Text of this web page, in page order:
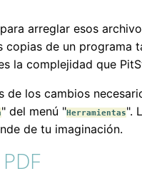
arreglar esos
de un
la complejidad que
los cambios
" del menú "Herramientas".
de tu imaginación.